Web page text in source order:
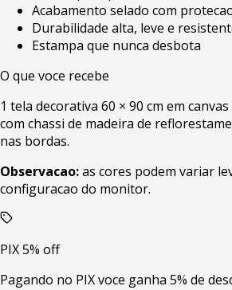
Acabamento selado com
Durabilidade alta, leve e
Estampa que nunca desbota
O que voce recebe
1 tela decorativa 60 × 90 cm em
com chassi de madeira de
nas bordas.
Observacao:as cores podem variar
configuracao do monitor.
PIX 5% off
Pagando no PIX voce ganha 5% de